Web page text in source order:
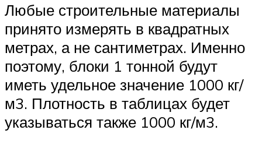
Любые строительные материалы
принято измерять в квадратных
метрах, а не сантиметрах. Именно
поэтому, блоки 1 тонной будут
иметь удельное значение 1000 кг/
м3. Плотность в таблицах будет
указываться также 1000 кг/м3.